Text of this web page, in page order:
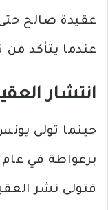
عقيدة صالح
عندما يتأكد
انتشار
حينما تولى
فتولى نشر